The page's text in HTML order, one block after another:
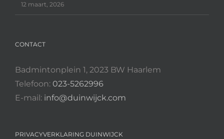
12 maart, 2026
CONTACT
Badmintonplein 1, 2023 BW Haarlem
Telefoon: 023-5262996
E-mail: info@duinwijck.com
PRIVACYVERKLARING DUINWIJCK